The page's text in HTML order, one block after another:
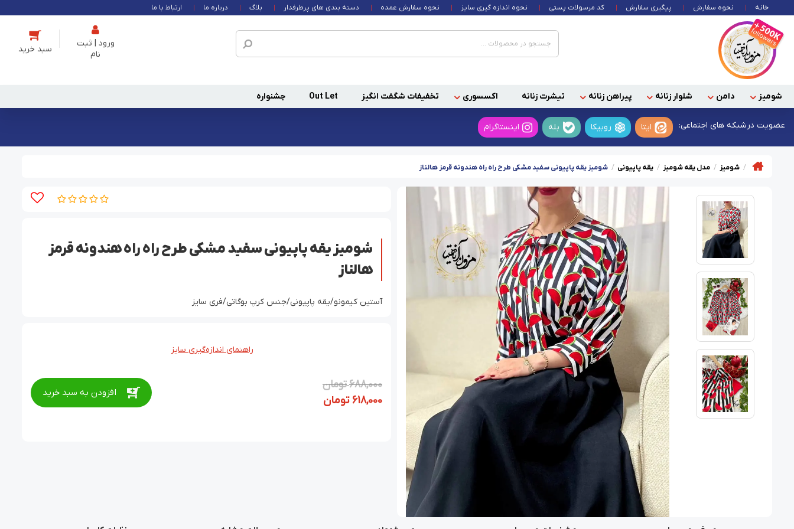
خانه نحوه سفارش پیگیری سفارش کد مرسولات پستی نحوه اندازه گیری سایز نحوه سفارش عمده دسته بندی های پرطرفدار بلاگ درباره ما ارتباط با ما
ورود | ثبت
نام
شومیز دامن شلوار زنانه پیراهن زنانه تیشرت زنانه اکسسوری تخفیفات شگفت انگیز Out Let جشنواره
عضویت درشبکه های اجتماعی: ایتا روبیکا بله اینستاگرام
شومیز مدل یقه شومیز یقه پاپیونی شومیز یقه پاپیونی سفید مشکی طرح راه راه هندونه قرمز هالناز
شومیز یقه پاپیونی سفید مشکی طرح راه راه هندونه قرمز
هالناز
آستین کیمونو/یقه پاپیونی/جنس کرپ بوگاتی/فری سایز
راهنمای اندازه‌گیری سایز
688,000تومان
618,000تومان
افزودن به سبد خرید